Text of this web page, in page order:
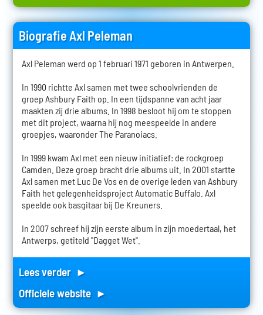
Biografie Axl Peleman
Axl Peleman werd op 1 februari 1971 geboren in Antwerpen.
In 1990 richtte Axl samen met twee schoolvrienden de
groep Ashbury Faith op. In een tijdspanne van acht jaar
maakten zij drie albums. In 1998 besloot hij om te stoppen
met dit project, waarna hij nog meespeelde in andere
groepjes, waaronder The Paranoiacs.
In 1999 kwam Axl met een nieuw initiatief: de rockgroep
Camden. Deze groep bracht drie albums uit. In 2001 startte
Axl samen met Luc De Vos en de overige leden van Ashbury
Faith het gelegenheidsproject Automatic Buffalo. Axl
speelde ook basgitaar bij De Kreuners.
In 2007 schreef hij zijn eerste album in zijn moedertaal, het
Antwerps, getiteld "Dagget Wet".
Lees verder ►
Officiele website ►